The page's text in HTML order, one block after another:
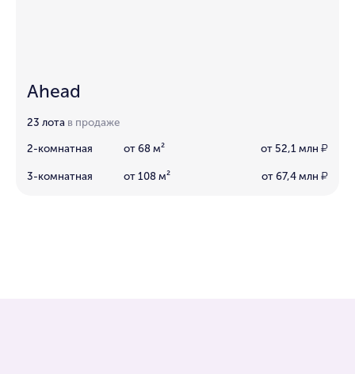
Ahead
23 лота в продаже
2-комнатная от 68 м² от 52,1 млн ₽
3-комнатная от 108 м² от 67,4 млн ₽